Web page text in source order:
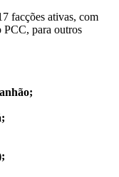
facções ativas, com
PCC, para outros